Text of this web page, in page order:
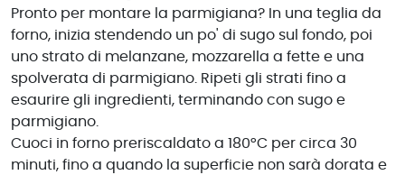
Pronto per montare la parmigiana? In una teglia da
forno, inizia stendendo un po' di sugo sul fondo, poi
uno strato di melanzane, mozzarella a fette e una
spolverata di parmigiano. Ripeti gli strati fino a
esaurire gli ingredienti, terminando con sugo e
parmigiano.
Cuoci in forno preriscaldato a 180°C per circa 30
minuti, fino a quando la superficie non sarà dorata e